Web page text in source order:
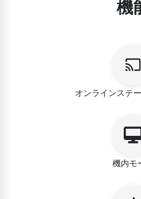
機
オンラインステ
機内モ